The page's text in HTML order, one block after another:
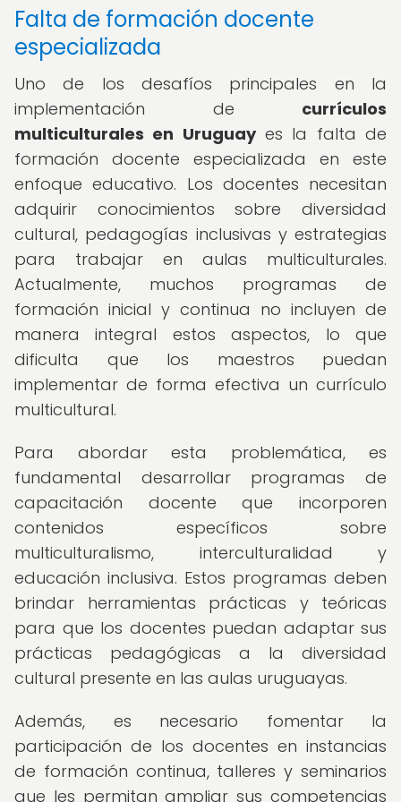
Falta de formación docente
especializada
Uno de los desafíos principales en la
implementación de currículos
multiculturales en Uruguayes la falta de
formación docente especializada en este
enfoque educativo. Los docentes necesitan
adquirir conocimientos sobre diversidad
cultural, pedagogías inclusivas y estrategias
para trabajar en aulas multiculturales.
Actualmente, muchos programas de
formación inicial y continua no incluyen de
manera integral estos aspectos, lo que
dificulta que los maestros puedan
implementar de forma efectiva un currículo
multicultural.
Para abordar esta problemática, es
fundamental desarrollar programas de
capacitación docente que incorporen
contenidos específicos sobre
multiculturalismo, interculturalidad y
educación inclusiva. Estos programas deben
brindar herramientas prácticas y teóricas
para que los docentes puedan adaptar sus
prácticas pedagógicas a la diversidad
cultural presente en las aulas uruguayas.
Además, es necesario fomentar la
participación de los docentes en instancias
de formación continua, talleres y seminarios
que les permitan ampliar sus competencias